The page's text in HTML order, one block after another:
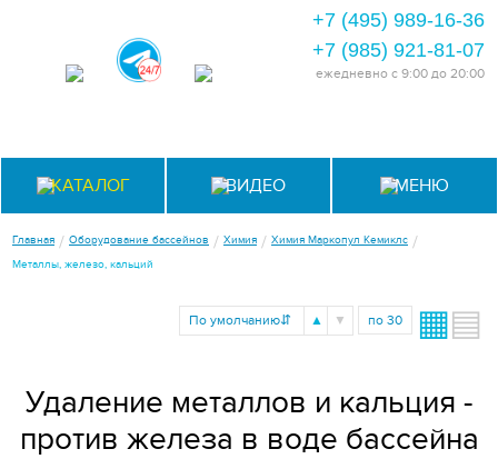
+7 (495) 989-16-36
+7 (985) 921-81-07
ежедневно с 9:00 до 20:00
КАТАЛОГ ВИДЕО МЕНЮ
Главная / Оборудование бассейнов / Химия / Химия Маркопул Кемиклс /
Металлы, железо, кальций
По умолчанию⇵ ▲ ▼ по 30 ▦▤
Удаление металлов и кальция -
против железа в воде бассейна